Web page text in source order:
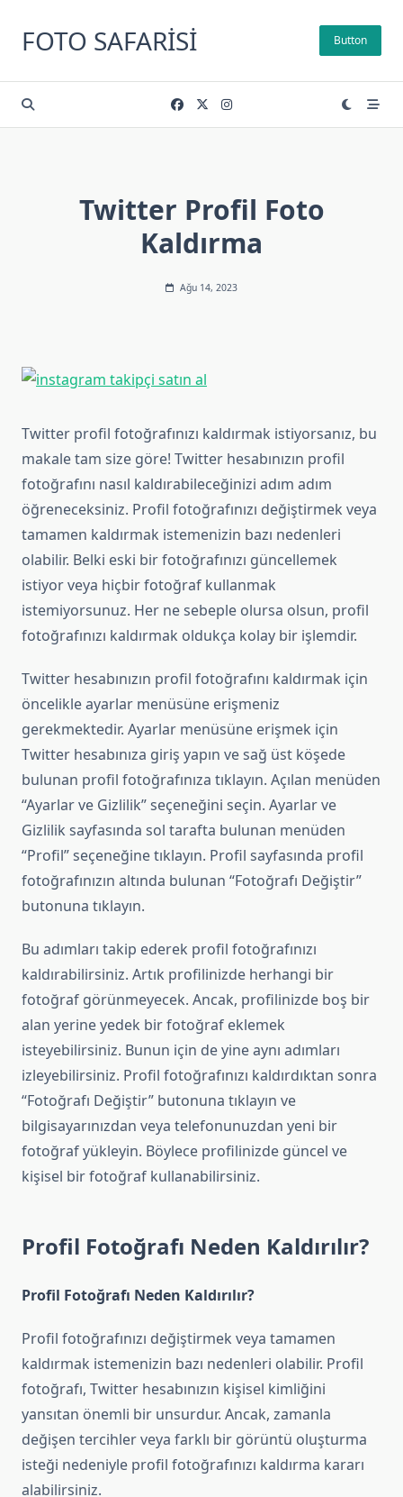
content
FOTO SAFARISI Button
Twitter Profil Foto
Kaldırma
Ağu 14, 2023
Twitter profil fotoğrafınızı kaldırmak istiyorsanız, bu
makale tam size göre! Twitter hesabınızın profil
fotoğrafını nasıl kaldırabileceğinizi adım adım
öğreneceksiniz. Profil fotoğrafınızı değiştirmek veya
tamamen kaldırmak istemenizin bazı nedenleri
olabilir. Belki eski bir fotoğrafınızı güncellemek
istiyor veya hiçbir fotoğraf kullanmak
istemiyorsunuz. Her ne sebeple olursa olsun, profil
fotoğrafınızı kaldırmak oldukça kolay bir işlemdir.
Twitter hesabınızın profil fotoğrafını kaldırmak için
öncelikle ayarlar menüsüne erişmeniz
gerekmektedir. Ayarlar menüsüne erişmek için
Twitter hesabınıza giriş yapın ve sağ üst köşede
bulunan profil fotoğrafınıza tıklayın. Açılan menüden
“Ayarlar ve Gizlilik” seçeneğini seçin. Ayarlar ve
Gizlilik sayfasında sol tarafta bulunan menüden
“Profil” seçeneğine tıklayın. Profil sayfasında profil
fotoğrafınızın altında bulunan “Fotoğrafı Değiştir”
butonuna tıklayın.
Bu adımları takip ederek profil fotoğrafınızı
kaldırabilirsiniz. Artık profilinizde herhangi bir
fotoğraf görünmeyecek. Ancak, profilinizde boş bir
alan yerine yedek bir fotoğraf eklemek
isteyebilirsiniz. Bunun için de yine aynı adımları
izleyebilirsiniz. Profil fotoğrafınızı kaldırdıktan sonra
“Fotoğrafı Değiştir” butonuna tıklayın ve
bilgisayarınızdan veya telefonunuzdan yeni bir
fotoğraf yükleyin. Böylece profilinizde güncel ve
kişisel bir fotoğraf kullanabilirsiniz.
Profil Fotoğrafı Neden Kaldırılır?
Profil Fotoğrafı Neden Kaldırılır?
Profil fotoğrafınızı değiştirmek veya tamamen
kaldırmak istemenizin bazı nedenleri olabilir. Profil
fotoğrafı, Twitter hesabınızın kişisel kimliğini
yansıtan önemli bir unsurdur. Ancak, zamanla
değişen tercihler veya farklı bir görüntü oluşturma
isteği nedeniyle profil fotoğrafınızı kaldırma kararı
alabilirsiniz.